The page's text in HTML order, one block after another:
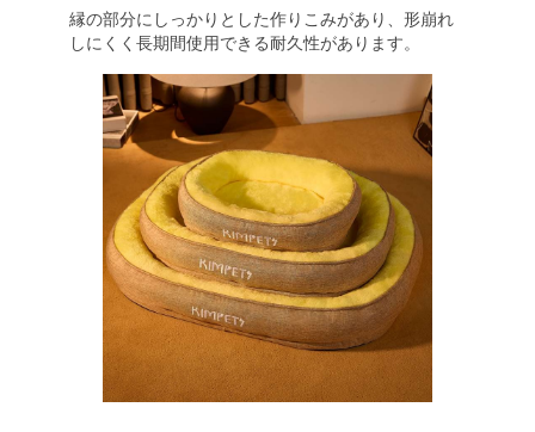
縁の部分にしっかりとした作りこみがあり、形崩れ
しにくく長期間使用できる耐久性があります。